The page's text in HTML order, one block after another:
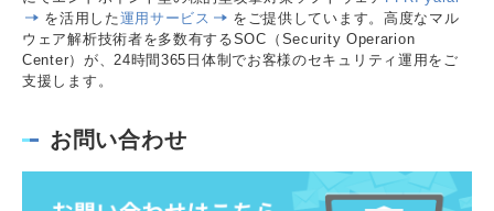
を活用した運用サービス
をご提供しています。高度なマル
ウェア解析技術者を多数有するSOC（Security Operarion
Center）が、24時間365日体制でお客様のセキュリティ運用をご
支援します。
お問い合わせ